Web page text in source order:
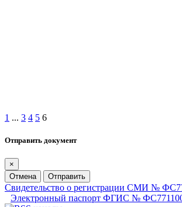
1 ... 3 4 5 6
Отправить документ
×
Отмена
Отправить
Свидетельство о регистрации СМИ №
Электронный паспорт ФГИС №